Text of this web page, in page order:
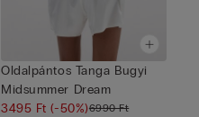
Oldalpántos Tanga Bugyi
Midsummer Dream
3495 Ft(-50%)6990 Ft